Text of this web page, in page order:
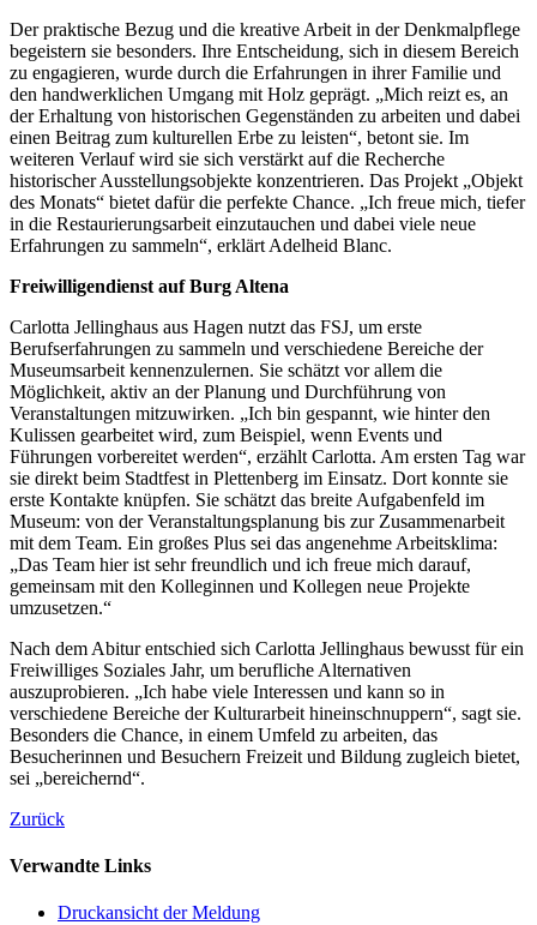
Der praktische Bezug und die kreative Arbeit in der Denkmalpflege
begeistern sie besonders. Ihre Entscheidung, sich in diesem Bereich
zu engagieren, wurde durch die Erfahrungen in ihrer Familie und
den handwerklichen Umgang mit Holz geprägt. „Mich reizt es, an
der Erhaltung von historischen Gegenständen zu arbeiten und dabei
einen Beitrag zum kulturellen Erbe zu leisten“, betont sie. Im
weiteren Verlauf wird sie sich verstärkt auf die Recherche
historischer Ausstellungsobjekte konzentrieren. Das Projekt „Objekt
des Monats“ bietet dafür die perfekte Chance. „Ich freue mich, tiefer
in die Restaurierungsarbeit einzutauchen und dabei viele neue
Erfahrungen zu sammeln“, erklärt Adelheid Blanc.
Freiwilligendienst auf Burg Altena
Carlotta Jellinghaus aus Hagen nutzt das FSJ, um erste
Berufserfahrungen zu sammeln und verschiedene Bereiche der
Museumsarbeit kennenzulernen. Sie schätzt vor allem die
Möglichkeit, aktiv an der Planung und Durchführung von
Veranstaltungen mitzuwirken. „Ich bin gespannt, wie hinter den
Kulissen gearbeitet wird, zum Beispiel, wenn Events und
Führungen vorbereitet werden“, erzählt Carlotta. Am ersten Tag war
sie direkt beim Stadtfest in Plettenberg im Einsatz. Dort konnte sie
erste Kontakte knüpfen. Sie schätzt das breite Aufgabenfeld im
Museum: von der Veranstaltungsplanung bis zur Zusammenarbeit
mit dem Team. Ein großes Plus sei das angenehme Arbeitsklima:
„Das Team hier ist sehr freundlich und ich freue mich darauf,
gemeinsam mit den Kolleginnen und Kollegen neue Projekte
umzusetzen.“
Nach dem Abitur entschied sich Carlotta Jellinghaus bewusst für ein
Freiwilliges Soziales Jahr, um berufliche Alternativen
auszuprobieren. „Ich habe viele Interessen und kann so in
verschiedene Bereiche der Kulturarbeit hineinschnuppern“, sagt sie.
Besonders die Chance, in einem Umfeld zu arbeiten, das
Besucherinnen und Besuchern Freizeit und Bildung zugleich bietet,
sei „bereichernd“.
Zurück
Verwandte Links
Druckansicht der Meldung